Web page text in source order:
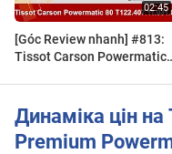
[Góc Review nhanh] #813:
Tissot Carson Powermatic
Динаміка цін на
Premium